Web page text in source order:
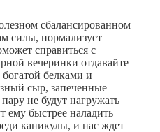
сбалансированном
силы, нормализует
справиться с
вечеринки отдавайте
белками и
сыр, запеченные
не будут нагружать
ему быстрее наладить
каникулы, и нас ждет